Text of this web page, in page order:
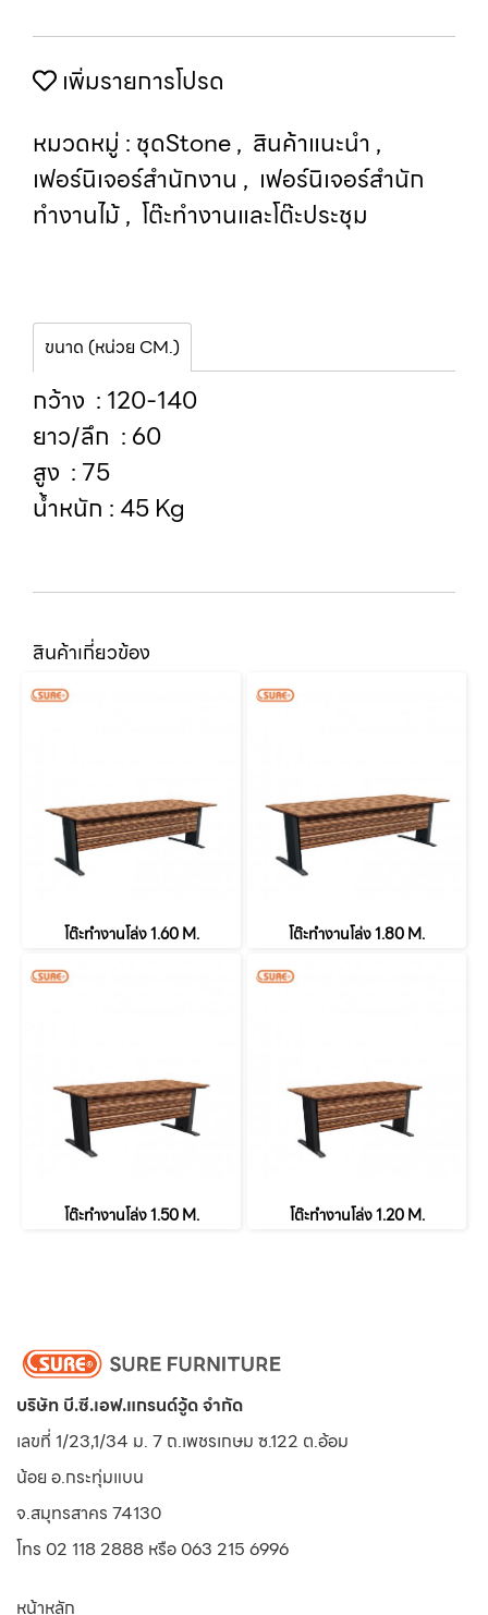
เพิ่มรายการโปรด
หมวดหมู่ : ชุดStone, สินค้าแนะนำ ,
เฟอร์นิเจอร์สำนักงาน , เฟอร์นิเจอร์สำนัก
ทำงานไม้, โต๊ะทำงานและโต๊ะประชุม
ขนาด (หน่วย CM.)
กว้าง : 120-140
ยาว/ลึก : 60
สูง : 75
น้ำหนัก : 45 Kg
สินค้าเกี่ยวข้อง
โต๊ะทำงานโล่ง 1.60 M. โต๊ะทำงานโล่ง 1.80 M.
โต๊ะทำงานโล่ง 1.50 M. โต๊ะทำงานโล่ง 1.20 M.
บริษัท บี.ซี.เอฟ.แกรนด์วู้ด จำกัด
เลขที่ 1/23,1/34 ม. 7 ถ.เพชรเกษม ซ.122 ต.อ้อม
น้อย อ.กระทุ่มแบน
จ.สมุทรสาคร 74130
โทร 02 118 2888 หรือ 063 215 6996
หน้าหลัก